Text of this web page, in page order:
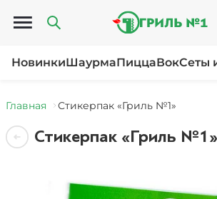
Открыть меню
НовинкиШаурмаПиццаВокСеты
Главная Стикерпак «Гриль №1»
Стикерпак «Гриль №1»